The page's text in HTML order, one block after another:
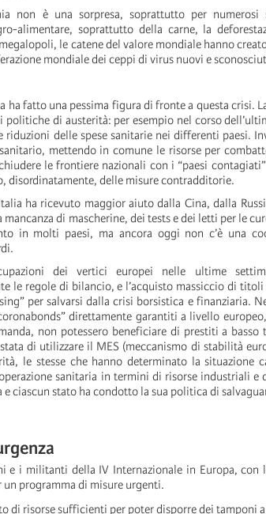
non è una sorpresa, soprattutto per numerosi
alimentare, soprattutto della carne, la
le catene del valore mondiale hanno
mondiale dei ceppi di virus nuovi e
ha fatto una pessima figura di fronte a questa crisi.
politiche di austerità: per esempio nel corso
riduzioni delle spese sanitarie nei differenti paesi.
mettendo in comune le risorse per
le frontiere nazionali con i “paesi
disordinatamente, delle misure contradditorie.
ha ricevuto maggior aiuto dalla Cina, dalla
mancanza di mascherine, dei tests e dei letti per le
in molti paesi, ma ancora oggi non c’è una
dei vertici europei nelle ultime
le regole di bilancio, e l’acquisto massiccio di titoli
per salvarsi dalla crisi borsistica e finanziaria.
direttamente garantiti a livello
non potessero beneficiare di prestiti a basso
di utilizzare il MES (meccanismo di stabilità
le stesse che hanno determinato la situazione
sanitaria in termini di risorse industriali e
ciascun stato ha condotto la sua politica di
e i militanti della IV Internazionale in Europa, con
un programma di misure urgenti.
di risorse sufficienti per poter disporre dei tamponi